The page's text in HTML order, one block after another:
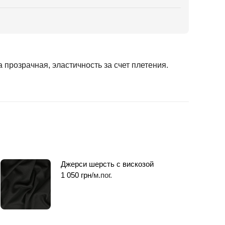
эластичность за счет плетения.
Джерси шерсть с вискозой
1 050 грн/м.пог.